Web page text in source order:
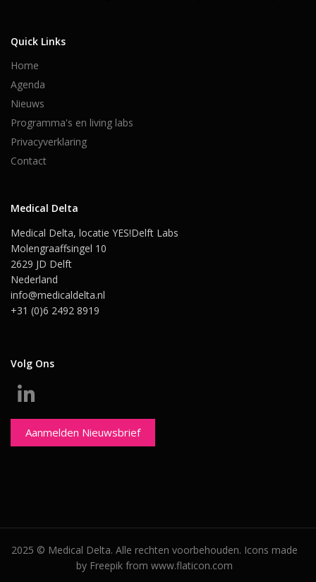
Quick Links
Home
Agenda
Nieuws
Programma's en living labs
Privacyverklaring
Contact
Medical Delta
Medical Delta, locatie YES!Delft Labs
Molengraaffsingel 10
2629 JD Delft
Nederland
info@medicaldelta.nl
+31 (0)6 2492 8919
Volg Ons
Aanmelden Nieuwsbrief
2025 © Medical Delta. Alle rechten voorbehouden. Icons made
by Freepik from www.flaticon.com